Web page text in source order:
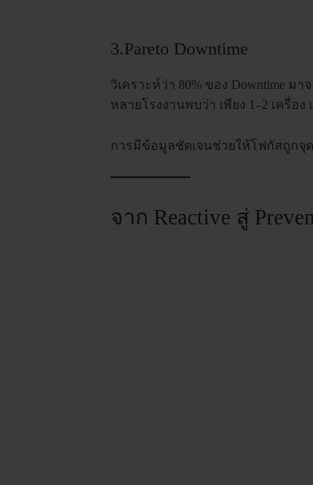
3.Pareto Downtime
วิเคราะห์ว่า 80% ของ Downtime มา
หลายโรงงานพบว่า เพียง 1–2 เครื่อ
การมีข้อมูลชัดเจนช่วยให้โฟกัสถูกจุ
จาก Reactive สู่